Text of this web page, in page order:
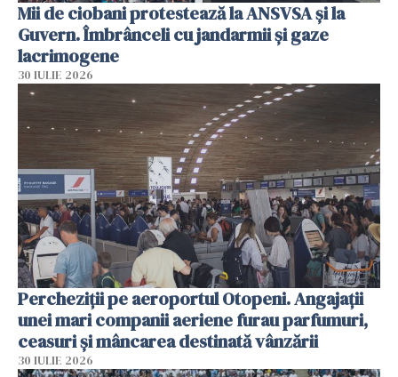
Mii de ciobani protestează la ANSVSA și la
Guvern. Îmbrânceli cu jandarmii și gaze
lacrimogene
30 IULIE 2026
Percheziții pe aeroportul Otopeni. Angajații
unei mari companii aeriene furau parfumuri,
ceasuri și mâncarea destinată vânzării
30 IULIE 2026